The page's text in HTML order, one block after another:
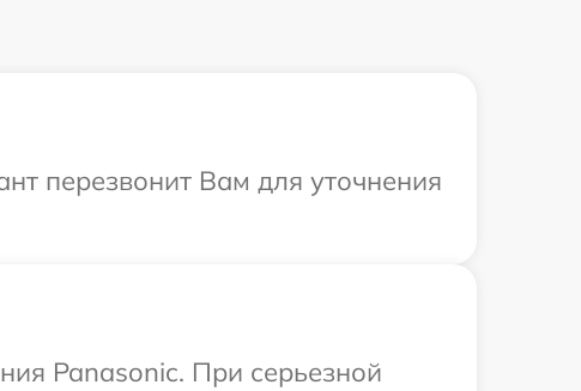
перезвонит Вам для уточнения
Panasonic. При серьезной